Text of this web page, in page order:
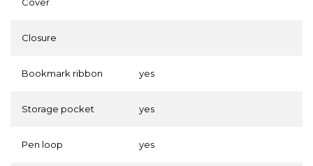
Closure
Bookmark ribbon yes
Storage pocket yes
Pen loop yes